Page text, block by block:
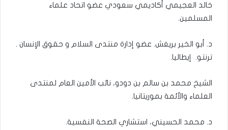
خالد العجيمي أكاديمي سعودي عضو اتحاد علماء
المسلمين.
د. أبو الخير بريغش. عضو إدارة منتدى السلام و حقوق الإنسان .
ترنتو. إيطاليا.
الشيخ محمد بن سالم بن دودو، نائب الأمين العام لمنتدى
العلماء والأئمة بموريتانيا.
د. محمد الحسيني، استشاري الصحة النفسية.